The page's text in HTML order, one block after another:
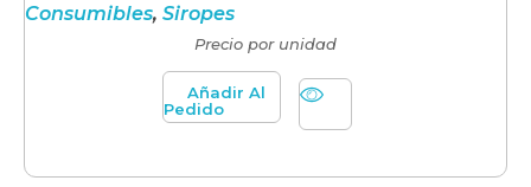
Consumibles, Siropes
Precio por unidad
Añadir Al
Pedido